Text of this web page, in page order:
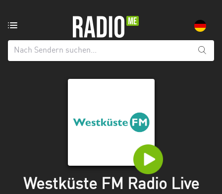
aus:
Alle
Bremen
Westküste FM Radio Live